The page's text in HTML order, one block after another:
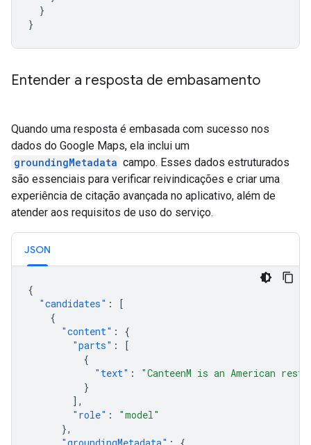
}
}
Entender a resposta de embasamento
Quando uma resposta é embasada com sucesso nos
dados do Google Maps, ela inclui um
groundingMetadata campo. Esses dados estruturados
são essenciais para verificar reivindicações e criar uma
experiência de citação avançada no aplicativo, além de
atender aos requisitos de uso do serviço.
JSON
{
"candidates" :
[
{
"content" :
{
"parts" :
[
{
"text" :
"CanteenM is an American
}
],
"role" :
"model"
},